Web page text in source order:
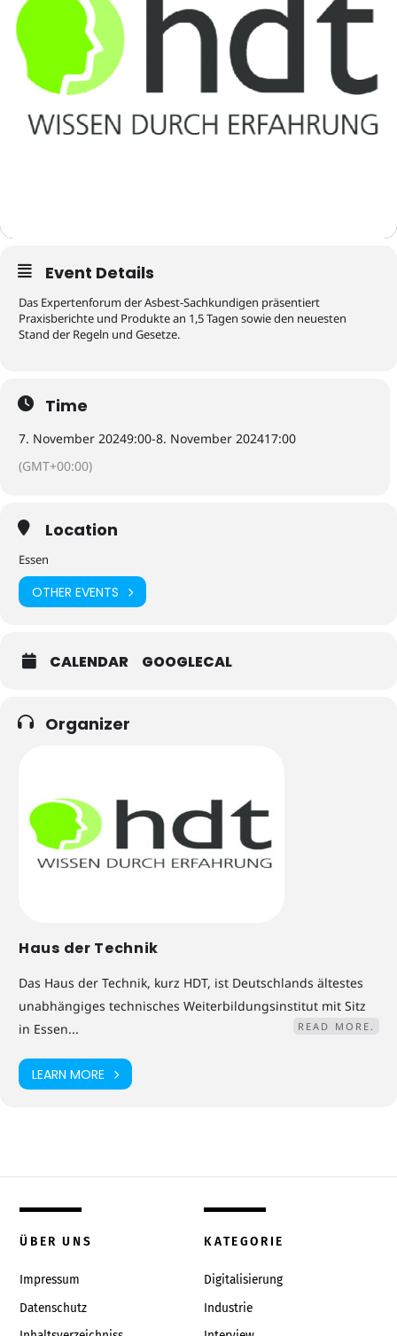
Event Details
Das Expertenforum der Asbest-Sachkundigen präsentiert
Praxisberichte und Produkte an 1,5 Tagen sowie den neuesten
Stand der Regeln und Gesetze.
Time
7. November 20249:00-8. November 202417:00
(GMT+00:00)
Location
Essen
OTHER EVENTS
CALENDAR GOOGLECAL
Organizer
Haus der Technik
Das Haus der Technik, kurz HDT, ist Deutschlands ältestes
unabhängiges technisches Weiterbildungsinstitut mit Sitz
in Essen...
READ MORE.
LEARN MORE
ÜBER UNS
Impressum
Datenschutz
KATEGORIE
Digitalisierung
Industrie